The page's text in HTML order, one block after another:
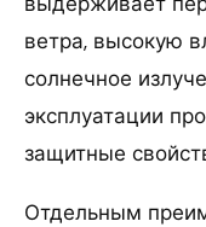
ветра, высокую
солнечное
эксплуатации
защитные
Отдельным